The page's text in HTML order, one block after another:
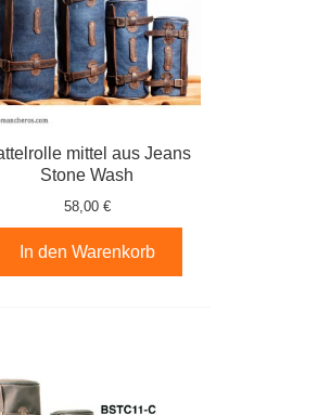
mittel aus Jeans
Stone Wash
58,00 €
In den Warenkorb